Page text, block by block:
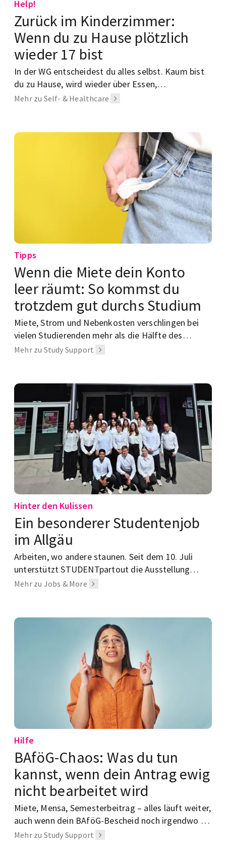
Help!
Zurück im Kinderzimmer:
Wenn du zu Hause plötzlich
wieder 17 bist
In der WG entscheidest du alles selbst. Kaum bist
du zu Hause, wird wieder über Essen,
Schlafenszeiten und deine Zukunft gesprochen.
umgehst.
Mehr zu Self- & Healthcare
Tipps
Wenn die Miete dein Konto
leer räumt: So kommst du
trotzdem gut durchs Studium
Miete, Strom und Nebenkosten verschlingen bei
vielen Studierenden mehr als die Hälfte des
verfügbaren Einkommens. Wir zeigen dir, wie du
entspannter durchs Studium kommen kannst.
Mehr zu Study Support
Hinter den Kulissen
Ein besonderer Studentenjob
im Allgäu
Arbeiten, wo andere staunen. Seit dem 10. Juli
unterstützt STUDENTpartout die Ausstellung
KÖRPERWELTEN in Kempten. Schon beim
Mehr zu Jobs & More
Hilfe
BAföG-Chaos: Was du tun
kannst, wenn dein Antrag ewig
nicht bearbeitet wird
Miete, Mensa, Semesterbeitrag – alles läuft weiter,
auch wenn dein BAföG-Bescheid noch irgendwo im
Behörden-Nirvana festhängt. Was du jetzt tun
Mehr zu Study Support